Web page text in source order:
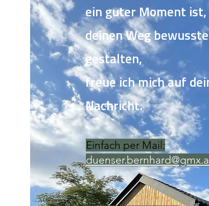
ein guter Moment ist,
deinen Weg
gestalten,
freue ich mich auf
Nachricht.
Einfach per Mail:​